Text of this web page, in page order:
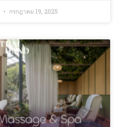
กรกฎาคม 19, 2025